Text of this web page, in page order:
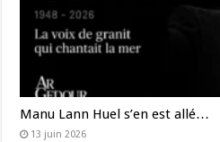
Manu Lann Huel s’en est allé…
13 juin 2026